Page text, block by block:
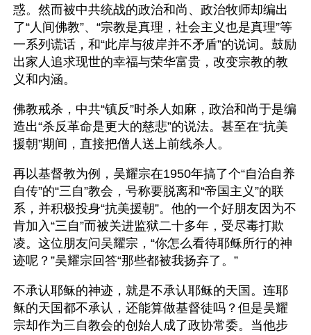
惑。然而被中共统战的政治和尚、政治牧师却编出
了“人间佛教”、“宗教是真理，社会主义也是真理”等
一系列谎话，和“此岸与彼岸并不矛盾”的说词。鼓励
出家人追求现世的幸福与荣华富贵，改变宗教的教
义和内涵。
佛教戒杀，中共“镇反”时杀人如麻，政治和尚于是编
造出“杀反革命是更大的慈悲”的说法。甚至在“抗美
援朝”期间，直接把僧人送上前线杀人。
再以基督教为例，吴耀宗在1950年搞了个“自治自养
自传”的“三自”教会，号称要脱离和“帝国主义”的联
系，并积极投身“抗美援朝”。他的一个好朋友因为不
肯加入“三自”而被关进监狱二十多年，受尽毒打欺
凌。这位朋友问吴耀宗，“你怎么看待耶稣所行的神
迹呢？”吴耀宗回答“那些都被我扬弃了。”
不承认耶稣的神迹，就是不承认耶稣的天国。连耶
稣的天国都不承认，还能算做基督徒吗？但是吴耀
宗却作为三自教会的创始人成了政协常委。当他步